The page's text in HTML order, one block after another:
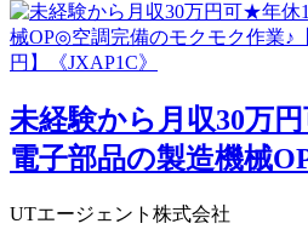
未経験から月収30万
電子部品の製造機械
UTエージェント株式会社